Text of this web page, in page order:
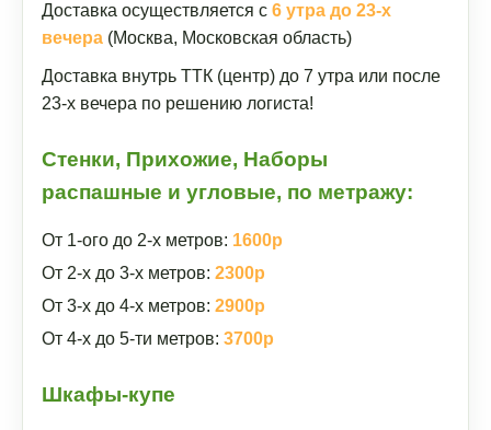
Доставка осуществляется с 6 утра до 23-х
вечера (Москва, Московская область)
Доставка внутрь ТТК (центр) до 7 утра или после
23-х вечера по решению логиста!
Стенки, Прихожие, Наборы
распашные и угловые, по метражу:
От 1-ого до 2-х метров: 1600р
От 2-х до 3-х метров: 2300р
От 3-х до 4-х метров: 2900р
От 4-х до 5-ти метров: 3700р
Шкафы-купе